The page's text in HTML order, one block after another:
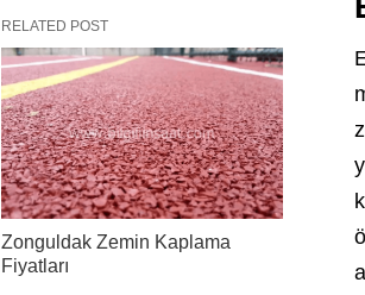
RELATED POST
Zonguldak Zemin Kaplama
Fiyatları